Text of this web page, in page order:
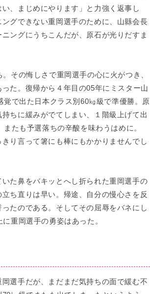
、まじめにやります」と力強く返事し
グできない重岡選手のために、山縣会長
ングにうちこんだが、原石が光りだすま
その悔しさで重岡選手の心に火がつき、
た。復帰から４年目の05年にミスター山
で出た日本クラス別60㎏級で準優勝。原
ちに緩みがでてしまい、１階級上げて出
たも予選落ちの辛酸を味わうはめに。
り言って箸にも棒にもかかりませんでし
た鼻をバキッとへし折られた重岡選手の
ち直りは早い。帰途、自分の慢心さを反
たのである。そしてその屈辱をバネにし
重岡選手の勇姿はあった。
選手だが、まだまだ気持ちの面で緩む不